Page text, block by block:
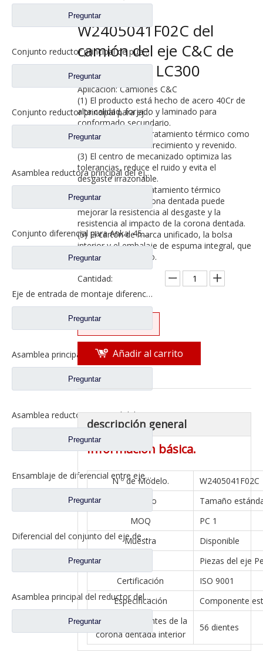
Preguntar
Conjunto reductor principal de puente en eje Qingte 440 para repuestos de camiones Foton Auman QT440SH2-2502000
Preguntar
Conjunto reductor principal para eje Pengxiang Qingdao Jiefang C & C XCMG Dongfeng Liuqi repuestos para camiones 2502010A0090J 2502015A00900
Preguntar
Asamblea reductora principal del eje intermedio para los recambios 2502010AA6E del camión de Faw Jiefang
Preguntar
Conjunto diferencial para Ankai 459 Axle Meritor 160 Axle Fangsheng 160 Axle Qingte 458 Axle Foton Auman Truck Repuestos HFF2510111CK2MC
Preguntar
Eje de entrada de montaje diferencial para Foton Auman Qingte ZL300, repuestos para camiones con eje ZL300S1-2510300A
Preguntar
Asamblea principal del reductor del eje trasero de Qingte 398 para los recambios QT440SH1-2402000 del camión de Foton Auman
Preguntar
Asamblea reductora principal del eje intermedio de Qingte 398 para los recambios QT398S0-2502000 del camión de Foton Auman
Preguntar
Ensamblaje de diferencial entre ejes para Foton Auman Qingte ZL300 Axle Truck Repuestos ZL300S1-2510300A
Preguntar
Diferencial del conjunto del eje de entrada para piezas de repuesto del camión del eje BENZ del eje Foton Auman Ankai HFF2510100 CK 1BZ
Preguntar
Asamblea principal del reductor del eje trasero de Qingte 398 para los recambios QT398S3-2402000 del camión de Foton Auman
Preguntar
recambios
W2405041F02C del
camión del eje C&C de
Pengxiang LC300
Aplicación: Camiones C&C
(1) El producto está hecho de acero 40Cr de
alta calidad, forjado y laminado para
conformado secundario.
(2) Proceso de pretratamiento térmico como
normalización-endurecimiento y revenido.
(3) El centro de mecanizado optimiza las
tolerancias, reduce el ruido y evita el
desgaste irrazonable.
(4) El proceso de tratamiento térmico
superficial de la corona dentada puede
mejorar la resistencia al desgaste y la
resistencia al impacto de la corona dentada.
(5) El cartón de marca unificado, la bolsa
interior y el embalaje de espuma integral, que
es fuerte y hermoso.
Cantidad:
Preguntar
Añadir al carrito
descripción general
Información básica.
N º de Modelo.
W2405041F02C
Tamaño
Tamaño
MOQ
PC 1
Muestra
Disponible
Piezas del eje
Certificación
ISO 9001
Especificación
Componente
Número de dientes de la
corona dentada interior
56 dientes